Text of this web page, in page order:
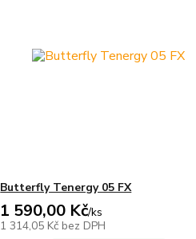
Butterfly Tenergy 05 FX
1 590,00 Kč/ks
1 314,05 Kč bez DPH